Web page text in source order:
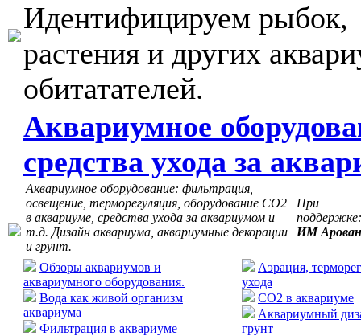
Идентифицируем рыбок,
растения и других
обитатателей.
Аквариумное
средства ухода за
Аквариумное оборудование: фильтрация,
освещение, терморегуляция, оборудование СО2
в аквариуме, средства ухода за аквариумом и
т.д. Дизайн аквариума, аквариумные декорации
и грунт.
При
поддержке:
ИМ
Обзоры аквариумов и
аквариумного оборудования.
Вода как живой организм
аквариума
Фильтрация в аквариуме
Аэрация,
ухода
CO2 в аквариуме
Аквариумный
грунт